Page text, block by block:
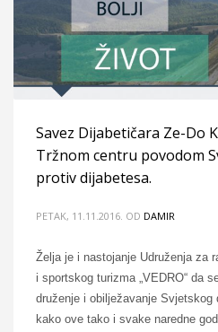
Savez Dijabetičara Ze-Do
Tržnom centru povodom
protiv dijabetesa.
PETAK, 11.11.2016. OD DAMIR
Želja je i nastojanje Udruženja za
i sportskog turizma „VEDRO“ da
druženje i obilježavanje Svjetskog
kako ove tako i svake naredne